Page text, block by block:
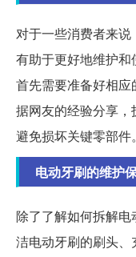
对于一些消费者来
有助于更好地维护和
首先需要准备好相
据网友的经验分享，
避免损坏关键零部件。
电动牙刷的维护
除了了解如何拆解
洁电动牙刷的刷头